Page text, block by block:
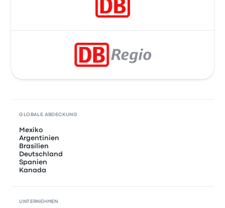
GLOBALE ABDECKUNG
Mexiko
Argentinien
Brasilien
Deutschland
Spanien
Kanada
UNTERNEHMEN